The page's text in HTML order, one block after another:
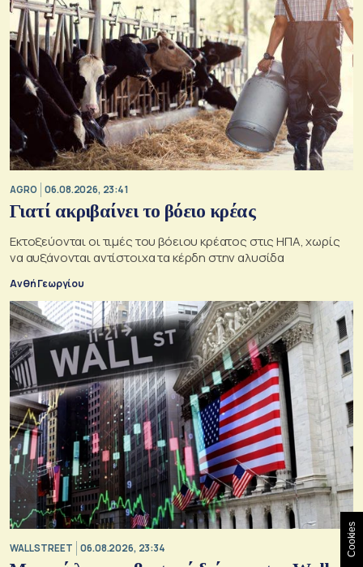
AGRO 06.08.2026, 23:41
Γιατί ακριβαίνει το βόειο κρέας
Εκτοξεύονται οι τιμές του βόειου κρέατος στις ΗΠΑ, χωρίς
να αυξάνονται αντίστοιχα τα κέρδη στην αλυσίδα
Ανθή Γεωργίου
WALL STREET 06.08.2026, 23:34 Cookies